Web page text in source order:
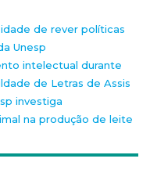
de rever políticas
Unesp
intelectual durante
de Letras de Assis
investiga
na produção de leite